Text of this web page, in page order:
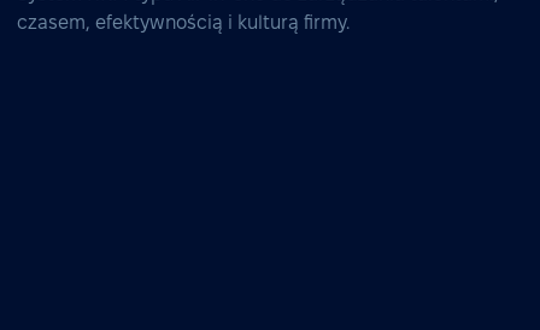
czasem, efektywnością i kulturą firmy.